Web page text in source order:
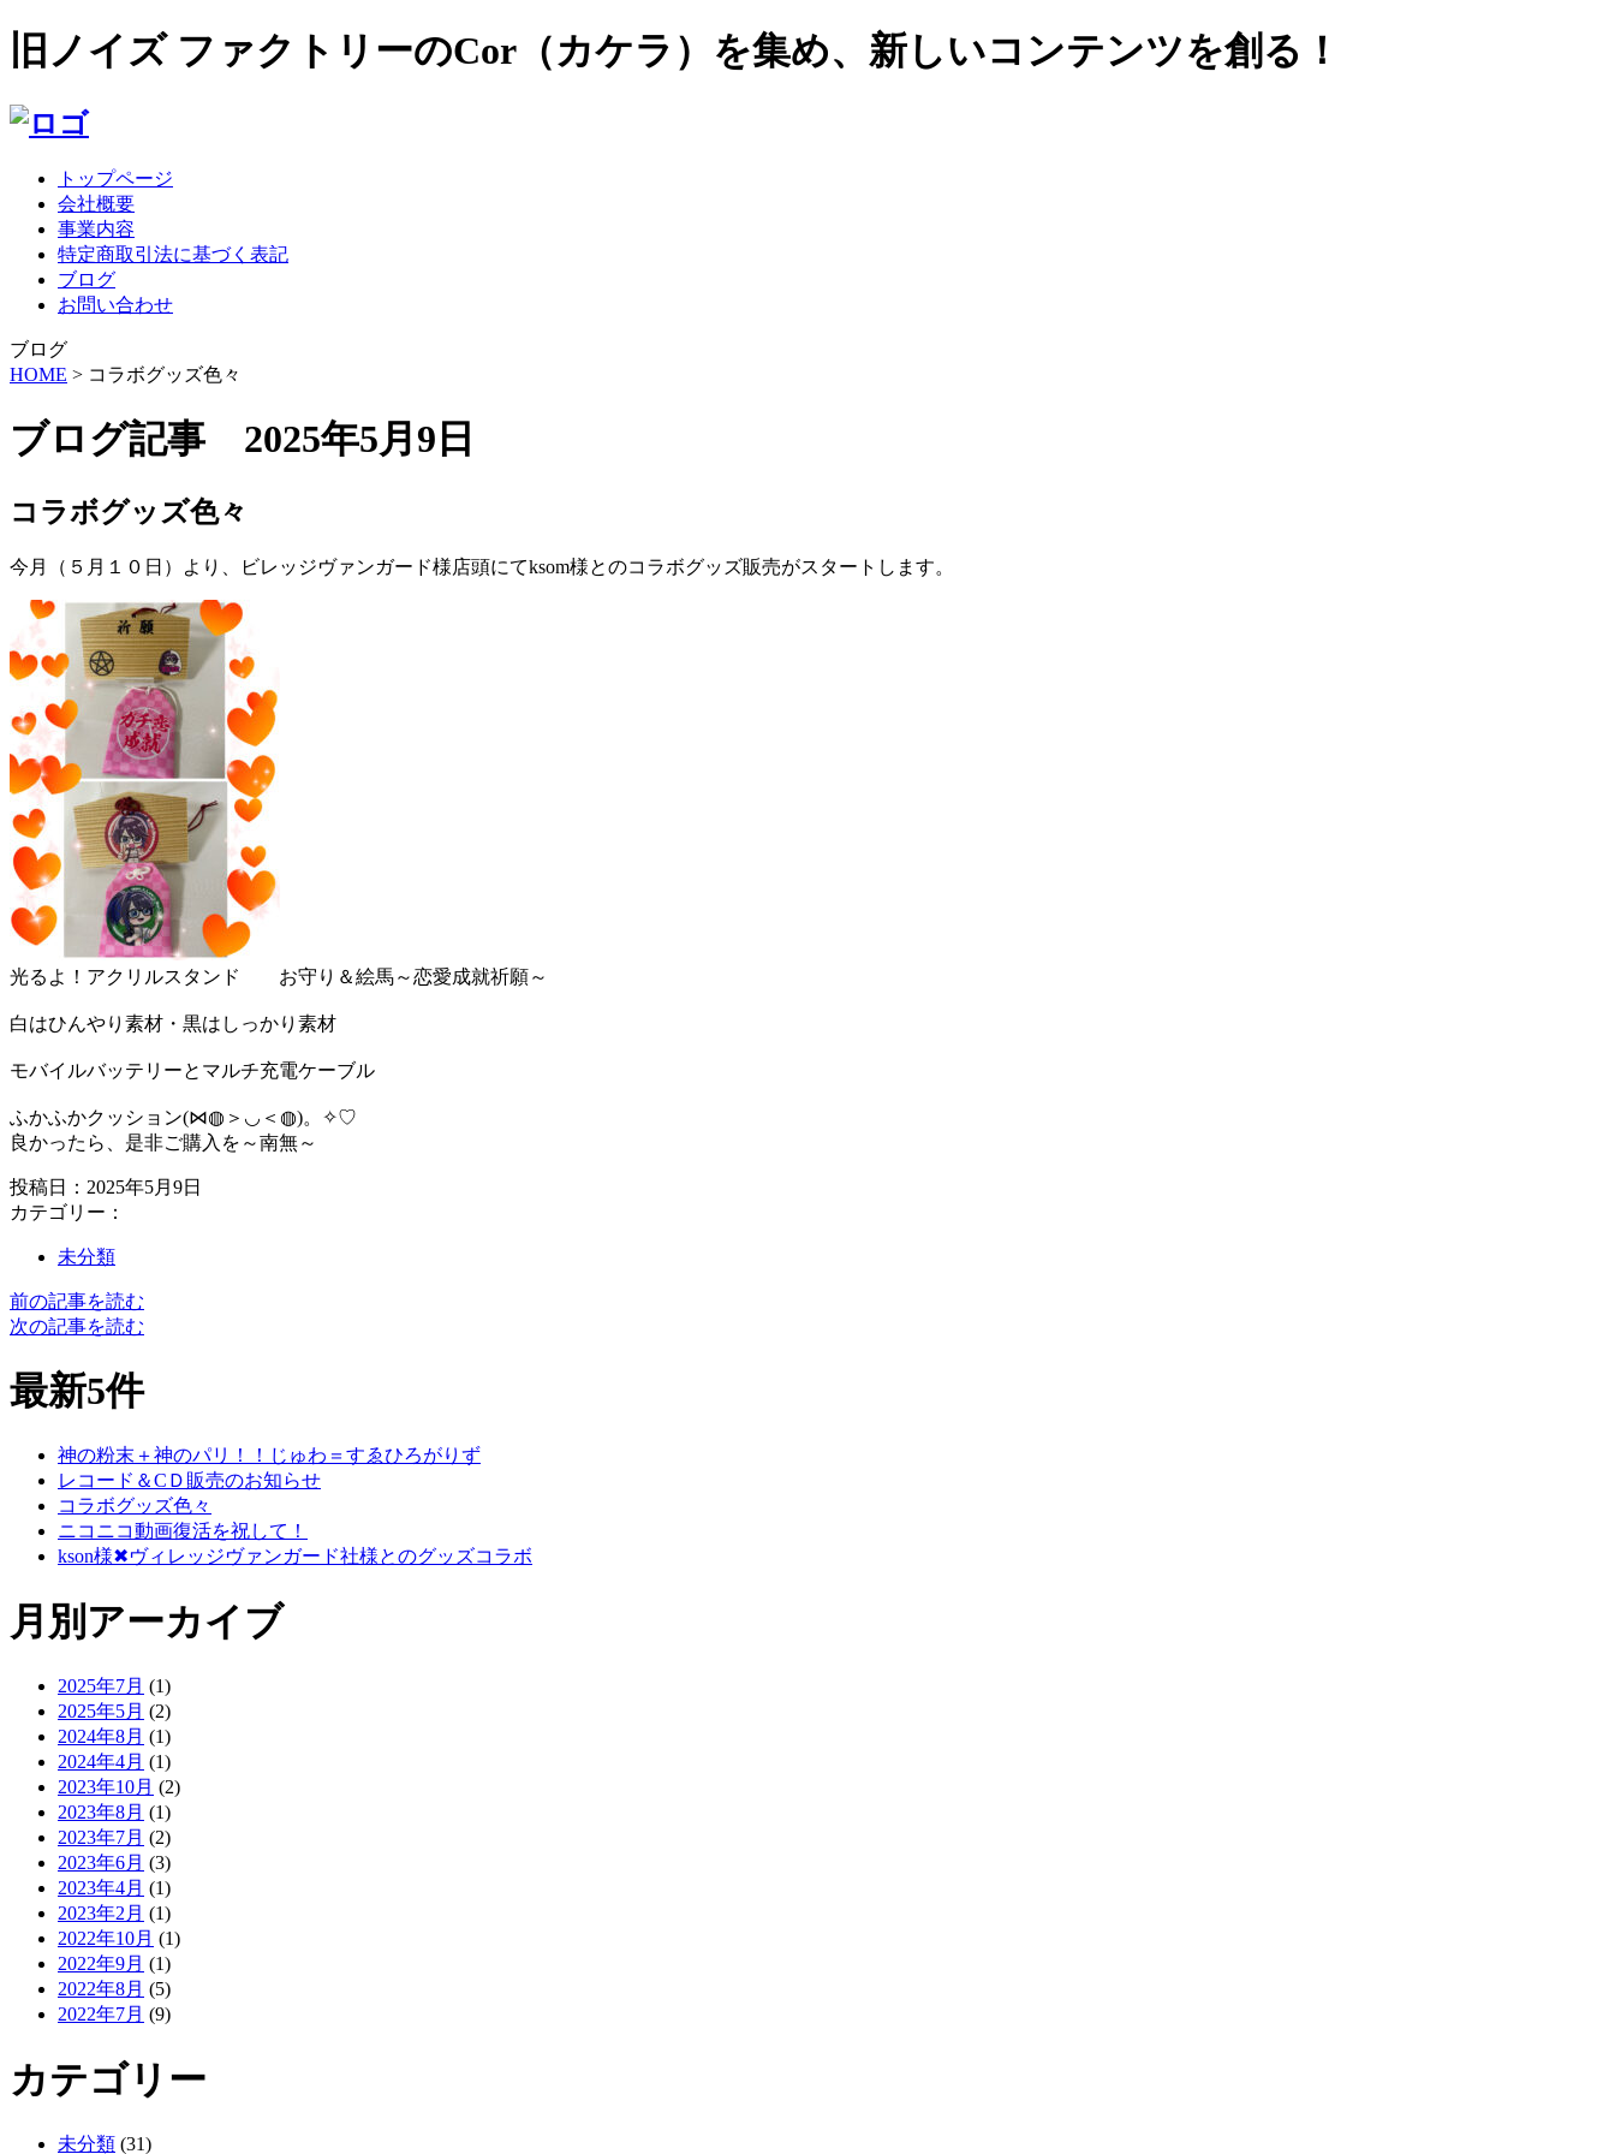
旧ノイズ ファクトリーのCor（カケラ）を集め、新しいコンテンツを創る！
トップページ
会社概要
事業内容
特定商取引法に基づく表記
ブログ
お問い合わせ
ブログ
HOME > コラボグッズ色々
ブログ記事 2025年5月9日
コラボグッズ色々
今月（５月１０日）より、ビレッジヴァンガード様店頭にてksom様とのコラボグッズ販売がスタートします。
光るよ！アクリルスタンド お守り＆絵馬～恋愛成就祈願～
白はひんやり素材・黒はしっかり素材
モバイルバッテリーとマルチ充電ケーブル
ふかふかクッション(⋈◍＞◡＜◍)。✧♡
良かったら、是非ご購入を～南無～
投稿日：2025年5月9日
カテゴリー：
未分類
前の記事を読む
次の記事を読む
最新5件
神の粉末＋神のパリ！！じゅわ＝すゑひろがりず
レコード＆CＤ販売のお知らせ
コラボグッズ色々
ニコニコ動画復活を祝して！
kson様✖ヴィレッジヴァンガード社様とのグッズコラボ
月別アーカイブ
2025年7月 (1)
2025年5月 (2)
2024年8月 (1)
2024年4月 (1)
2023年10月 (2)
2023年8月 (1)
2023年7月 (2)
2023年6月 (3)
2023年4月 (1)
2023年2月 (1)
2022年10月 (1)
2022年9月 (1)
2022年8月 (5)
2022年7月 (9)
カテゴリー
未分類 (31)